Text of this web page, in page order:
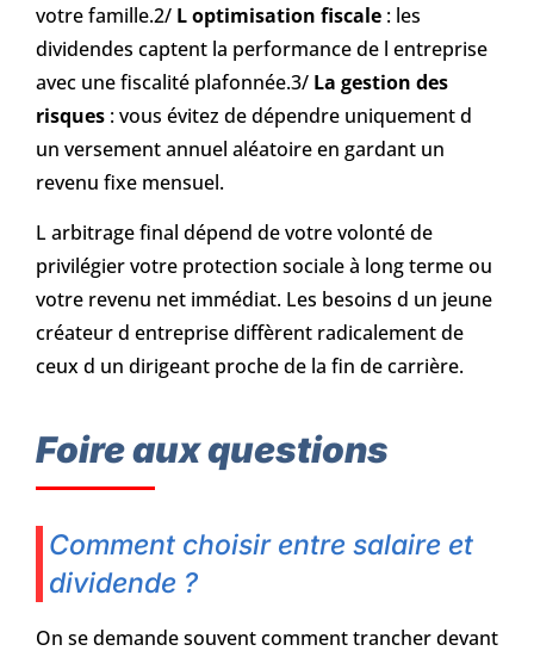
votre famille.2/ L optimisation fiscale : les
dividendes captent la performance de l entreprise
avec une fiscalité plafonnée.3/ La gestion des
risques : vous évitez de dépendre uniquement d
un versement annuel aléatoire en gardant un
revenu fixe mensuel.
L arbitrage final dépend de votre volonté de
privilégier votre protection sociale à long terme ou
votre revenu net immédiat. Les besoins d un jeune
créateur d entreprise diffèrent radicalement de
ceux d un dirigeant proche de la fin de carrière.
Foire aux questions
Comment choisir entre salaire et
dividende ?
On se demande souvent comment trancher devant